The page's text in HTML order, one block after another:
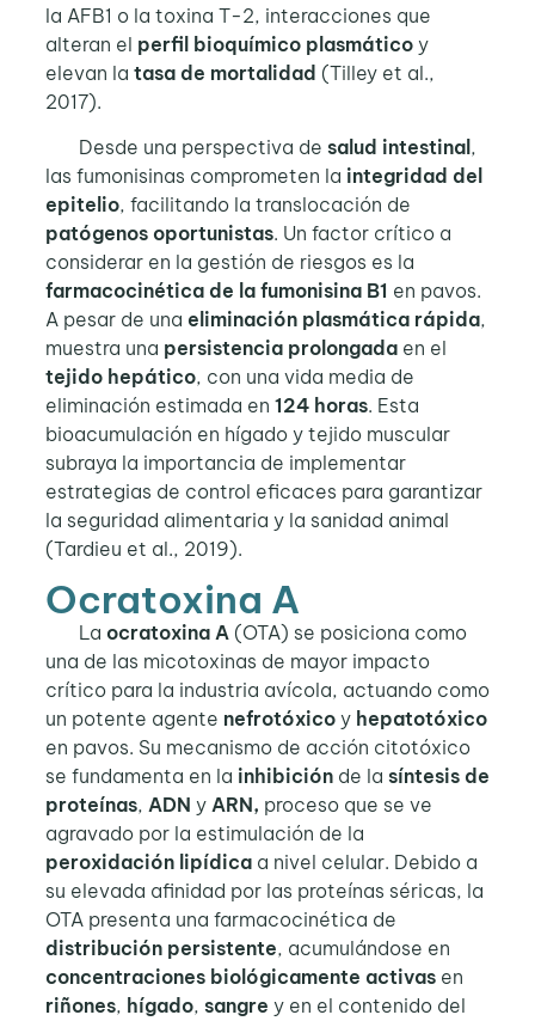
la AFB1 o la toxina T-2, interacciones que
alteran el perfil bioquímico plasmáticoy
elevan la tasa de mortalidad (Tilley et al.,
2017).
Desde una perspectiva de salud intestinal,
las fumonisinas comprometen la integridad del
epitelio, facilitando la translocación de
patógenos oportunistas. Un factor crítico a
considerar en la gestión de riesgos es la
farmacocinética de la fumonisina B1 en pavos.
A pesar de una eliminación plasmática rápida,
muestra una persistencia prolongadaen el
tejido hepático, con una vida media de
eliminación estimada en 124 horas. Esta
bioacumulación en hígado y tejido muscular
subraya la importancia de implementar
estrategias de control eficaces para garantizar
la seguridad alimentaria y la sanidad animal
(Tardieu et al., 2019).
Ocratoxina A
La ocratoxina A(OTA) se posiciona como
una de las micotoxinas de mayor impacto
crítico para la industria avícola, actuando como
un potente agente nefrotóxicoy hepatotóxico
en pavos. Su mecanismo de acción citotóxico
se fundamenta en la inhibiciónde la síntesis de
proteínas, ADN y ARN, proceso que se ve
agravado por la estimulación de la
peroxidación lipídicaa nivel celular. Debido a
su elevada afinidad por las proteínas séricas, la
OTA presenta una farmacocinética de
distribución persistente, acumulándose en
concentraciones biológicamente activasen
riñones, hígado, sangre y en el contenido del